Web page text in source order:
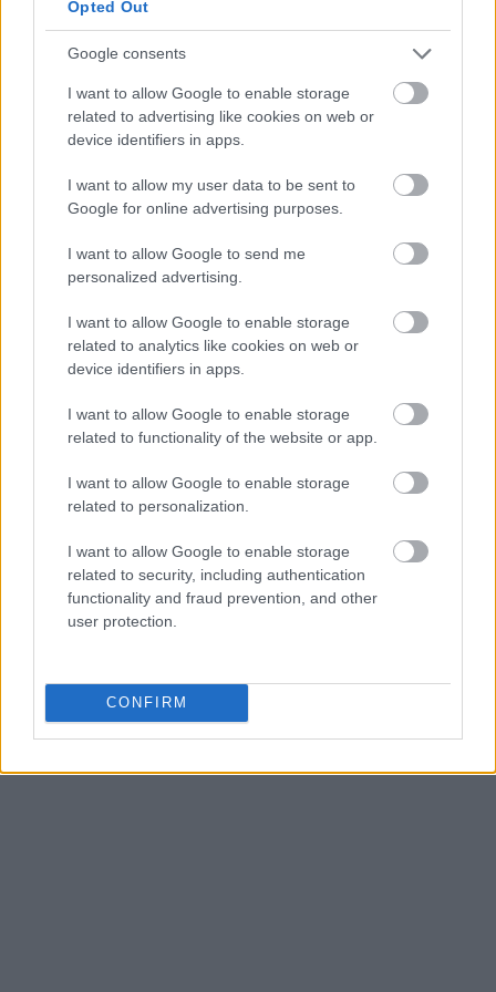
Opted Out
Google consents
I want to allow Google to enable storage
related to advertising like cookies on web or
device identifiers in apps.
I want to allow my user data to be sent to
Google for online advertising purposes.
I want to allow Google to send me
personalized advertising.
I want to allow Google to enable storage
related to analytics like cookies on web or
device identifiers in apps.
I want to allow Google to enable storage
related to functionality of the website or app.
I want to allow Google to enable storage
related to personalization.
I want to allow Google to enable storage
related to security, including authentication
functionality and fraud prevention, and other
user protection.
CONFIRM
Shutterstock.com
Ένα υπέροχο κι απόλυτα κομψό beauty look που
αποδεικνύει ότι για να εντυπωσιάσεις, αρκεί να